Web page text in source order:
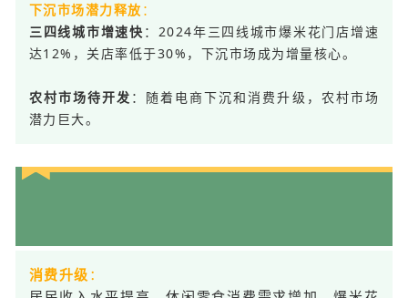
下沉市场潜力释放 ：
三四线城市增速快 ：2024年三四线城市爆米花门店增速
达12%，关店率低于30%，下沉市场成为增量核心。
农村市场待开发 ：随着电商下沉和消费升级，农村市场
潜力巨大。
消费升级 ：